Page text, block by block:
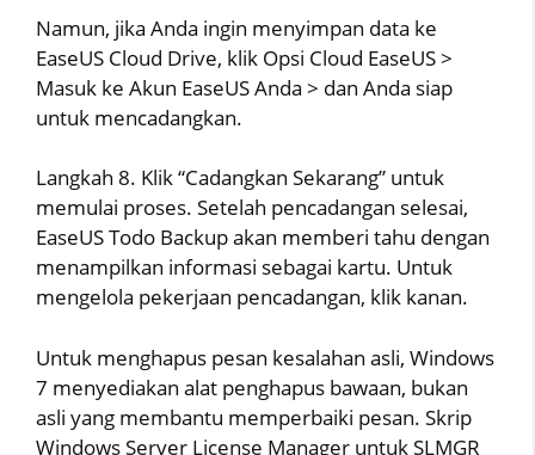
Namun, jika Anda ingin menyimpan data ke
EaseUS Cloud Drive, klik Opsi Cloud EaseUS >
Masuk ke Akun EaseUS Anda > dan Anda siap
untuk mencadangkan.
Langkah 8. Klik “Cadangkan Sekarang” untuk
memulai proses. Setelah pencadangan selesai,
EaseUS Todo Backup akan memberi tahu dengan
menampilkan informasi sebagai kartu. Untuk
mengelola pekerjaan pencadangan, klik kanan.
Untuk menghapus pesan kesalahan asli, Windows
7 menyediakan alat penghapus bawaan, bukan
asli yang membantu memperbaiki pesan. Skrip
Windows Server License Manager untuk SLMGR